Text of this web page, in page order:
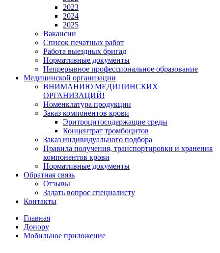
2023
2024
2025
Вакансии
Список печатных работ
Работа выездных бригад
Нормативные документы
Непрерывное профессиональное образование
Медицинской организации
ВНИМАНИЮ МЕДИЦИНСКИХ
ОРГАНИЗАЦИЙ!
Номенклатура продукции
Заказ компонентов крови
Эритроцитосодержащие среды
Концентрат тромбоцитов
Заказ индивидуального подбора
Правила получения, транспортировки и хранения
компонентов крови
Нормативные документы
Обратная связь
Отзывы
Задать вопрос специалисту
Контакты
Главная
Донору
Мобильное приложение